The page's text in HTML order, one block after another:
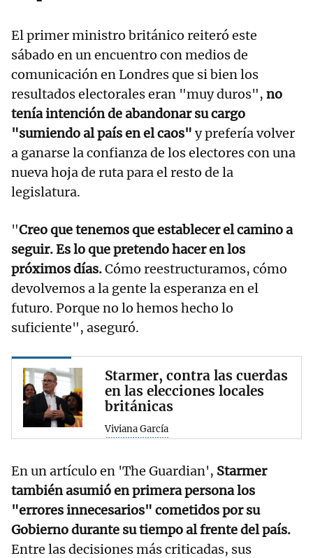
El primer ministro británico reiteró este
sábado en un encuentro con medios de
comunicación en Londres que si bien los
resultados electorales eran "muy duros", no
tenía intención de abandonar su cargo
"sumiendo al país en el caos" y prefería volver
a ganarse la confianza de los electores con una
nueva hoja de ruta para el resto de la
legislatura.
"Creo que tenemos que establecer el camino a
seguir. Es lo que pretendo hacer en los
próximos días.Cómo reestructuramos, cómo
devolvemos a la gente la esperanza en el
futuro. Porque no lo hemos hecho lo
suficiente", aseguró.
Starmer, contra las cuerdas
en las elecciones locales
británicas
Viviana García
En un artículo en 'The Guardian', Starmer
también asumió en primera persona los
"errores innecesarios" cometidos por su
Gobierno durante su tiempo al frente del país.
Entre las decisiones más criticadas, sus